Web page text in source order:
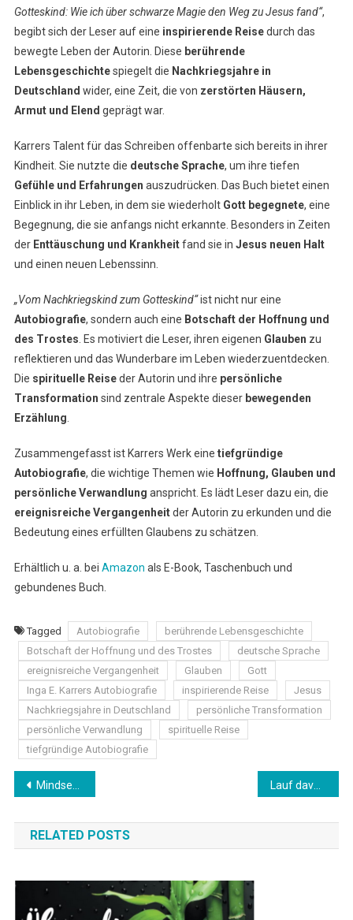
Gotteskind: Wie ich über schwarze Magie den Weg zu Jesus fand“,
begibt sich der Leser auf eine inspirierende Reisedurch das
bewegte Leben der Autorin. Diese berührende
Lebensgeschichtespiegelt die Nachkriegsjahre in
Deutschland wider, eine Zeit, die von zerstörten Häusern,
Armut und Elend geprägt war.
Karrers Talent für das Schreiben offenbarte sich bereits in ihrer
Kindheit. Sie nutzte die deutsche Sprache, um ihre tiefen
Gefühle und Erfahrungen auszudrücken. Das Buch bietet einen
Einblick in ihr Leben, in dem sie wiederholt Gott begegnete, eine
Begegnung, die sie anfangs nicht erkannte. Besonders in Zeiten
der Enttäuschung und Krankheitfand sie in Jesus neuen Halt
und einen neuen Lebenssinn.
„Vom Nachkriegskind zum Gotteskind“ist nicht nur eine
Autobiografie, sondern auch eine Botschaft der Hoffnung und
des Trostes . Es motiviert die Leser, ihren eigenen Glauben zu
reflektieren und das Wunderbare im Leben wiederzuentdecken.
Die spirituelle Reiseder Autorin und ihre persönliche
Transformation sind zentrale Aspekte dieser bewegenden
Erzählung
Zusammengefasst ist Karrers Werk eine tiefgründige
Autobiografie, die wichtige Themen wie Hoffnung, Glauben und
persönliche Verwandlung anspricht. Es lädt Leser dazu ein, die
ereignisreiche Vergangenheitder Autorin zu erkunden und die
Bedeutung eines erfüllten Glaubens zu schätzen.
Erhältlich u. a. bei Amazon als E-Book, Taschenbuch und
gebundenes Buch.
Tagged Autobiografie
berührende Lebensgeschichte
Botschaft der Hoffnung und des Trostes
deutsche Sprache
ereignisreiche Vergangenheit
Glauben
Gott
Inga E. Karrers Autobiografie
inspirierende Reise
Jesus
Nachkriegsjahre in Deutschland
persönliche Transformation
persönliche Verwandlung
spirituelle Reise
tiefgründige Autobiografie
Beitrags-
Navigation
Mindset Psychologie: Der Schlüssel zu einem erfüllten Leben
RELATED POSTS